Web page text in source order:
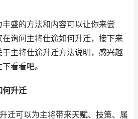
盛的方法和内容可以让你来尝
询问主将仕途如何升迁，接下来
主将仕途升迁方法说明，感兴趣
看看吧。
何升迁
迁可以为主将带来天赋、技策、属